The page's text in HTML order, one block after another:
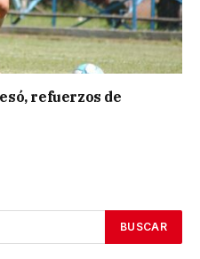
refuerzos de